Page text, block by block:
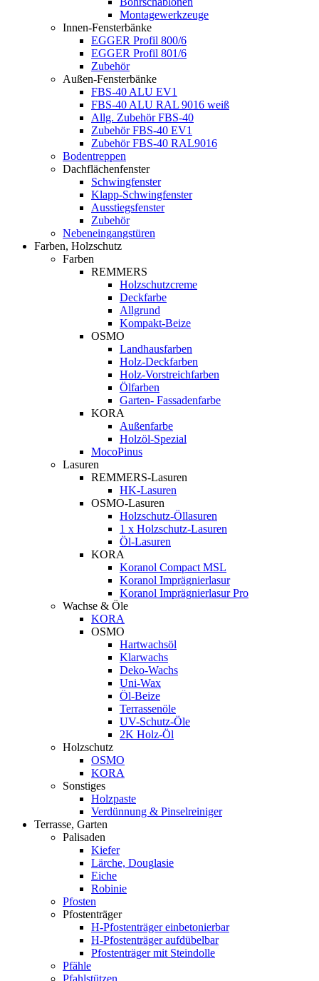
Montagewerkzeuge
Innen-Fensterbänke
EGGER Profil 800/6
EGGER Profil 801/6
Zubehör
Außen-Fensterbänke
FBS-40 ALU EV1
FBS-40 ALU RAL 9016 weiß
Allg. Zubehör FBS-40
Zubehör FBS-40 EV1
Zubehör FBS-40 RAL9016
Bodentreppen
Dachflächenfenster
Schwingfenster
Klapp-Schwingfenster
Ausstiegsfenster
Zubehör
Nebeneingangstüren
Farben, Holzschutz
Farben
REMMERS
Holzschutzcreme
Deckfarbe
Allgrund
Kompakt-Beize
OSMO
Landhausfarben
Holz-Deckfarben
Holz-Vorstreichfarben
Ölfarben
Garten- Fassadenfarbe
KORA
Außenfarbe
Holzöl-Spezial
MocoPinus
Lasuren
REMMERS-Lasuren
HK-Lasuren
OSMO-Lasuren
Holzschutz-Öllasuren
1 x Holzschutz-Lasuren
Öl-Lasuren
KORA
Koranol Compact MSL
Koranol Imprägnierlasur
Koranol Imprägnierlasur Pro
Wachse & Öle
KORA
OSMO
Hartwachsöl
Klarwachs
Deko-Wachs
Uni-Wax
Öl-Beize
Terrassenöle
UV-Schutz-Öle
2K Holz-Öl
Holzschutz
OSMO
KORA
Sonstiges
Holzpaste
Verdünnung & Pinselreiniger
Terrasse, Garten
Palisaden
Kiefer
Lärche, Douglasie
Eiche
Robinie
Pfosten
Pfostenträger
H-Pfostenträger einbetonierbar
H-Pfostenträger aufdübelbar
Pfostenträger mit Steindolle
Pfähle
Pfahlstützen